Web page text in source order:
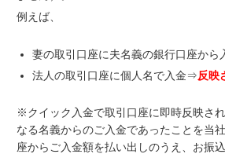
例えば、
妻の取引口座に夫名義の銀行口座か
法人の取引口座に個人名で入金⇒反映
※クイック入金で取引口座に即時反映さ
なる名義からのご入金であったことを当
座からご入金額を払い出しのうえ、お振